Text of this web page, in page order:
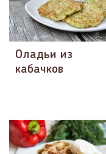
Оладьи из
кабачков